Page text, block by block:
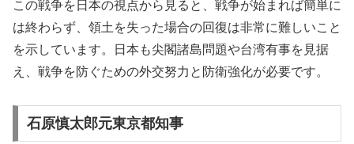
この戦争を日本の視点から見ると、戦争が始まれば簡単に
は終わらず、領土を失った場合の回復は非常に難しいこと
を示しています。日本も尖閣諸島問題や台湾有事を見据
え、戦争を防ぐための外交努力と防衛強化が必要です。
石原慎太郎元東京都知事